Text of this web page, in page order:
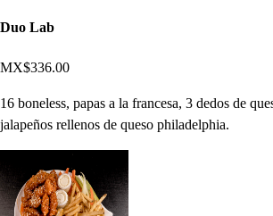
Duo Lab
MX$336.00
16 boneless, papas a la francesa, 3 dedos de
jalapeños rellenos de queso philadelphia.